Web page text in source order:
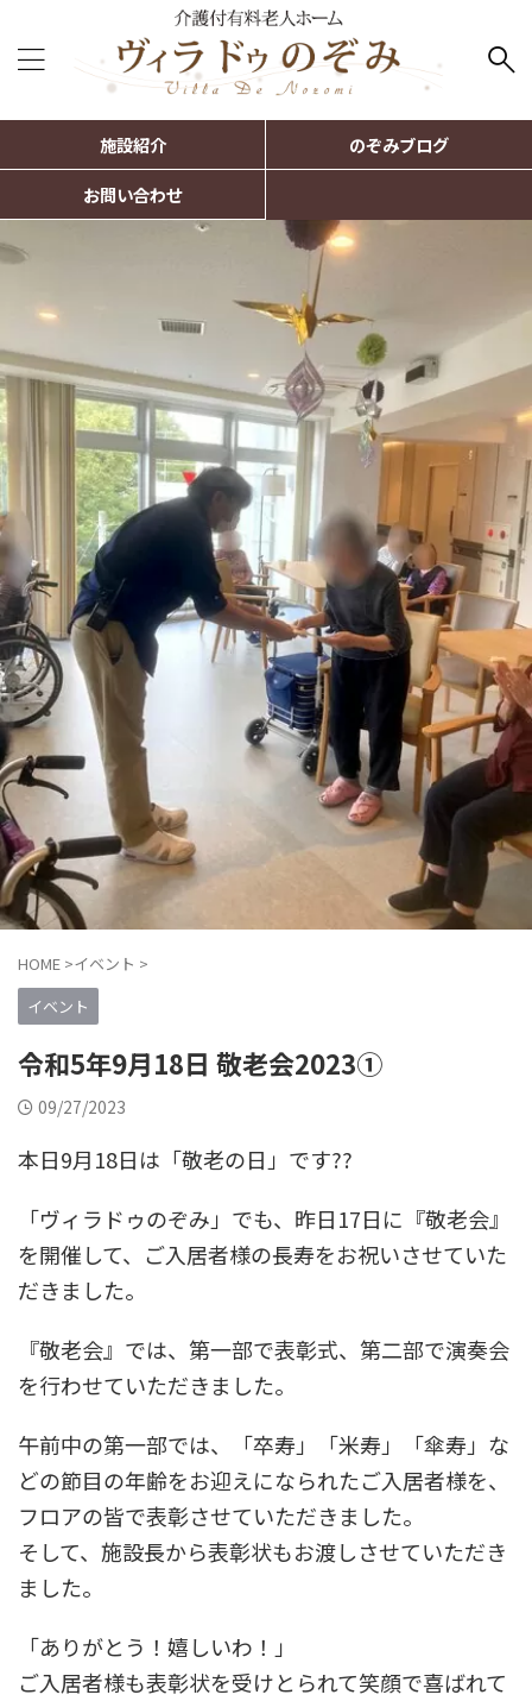
施設紹介
のぞみブログ
お問い合わせ
HOME >イベント >
イベント
令和5年9月18日 敬老会2023①
09/27/2023
本日9月18日は「敬老の日」です??
「ヴィラドゥのぞみ」でも、昨日17日に『敬老会』
を開催して、ご入居者様の長寿をお祝いさせていた
だきました。
『敬老会』では、第一部で表彰式、第二部で演奏会
を行わせていただきました。
午前中の第一部では、「卒寿」「米寿」「傘寿」な
どの節目の年齢をお迎えになられたご入居者様を、
フロアの皆で表彰させていただきました。
そして、施設長から表彰状もお渡しさせていただき
ました。
「ありがとう！嬉しいわ！」
ご入居者様も表彰状を受けとられて笑顔で喜ばれて